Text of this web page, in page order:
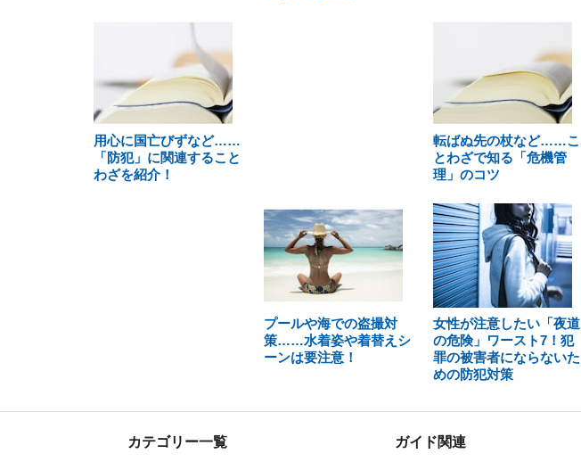
用心に国亡びずなど……
「防犯」に関連すること
わざを紹介！
転ばぬ先の杖など……こ
とわざで知る「危機管
理」のコツ
プールや海での盗撮対
策……水着姿や着替えシ
ーンは要注意！
女性が注意したい「夜道
の危険」ワースト7！犯
罪の被害者にならないた
めの防犯対策
カテゴリー一覧 ガイド関連